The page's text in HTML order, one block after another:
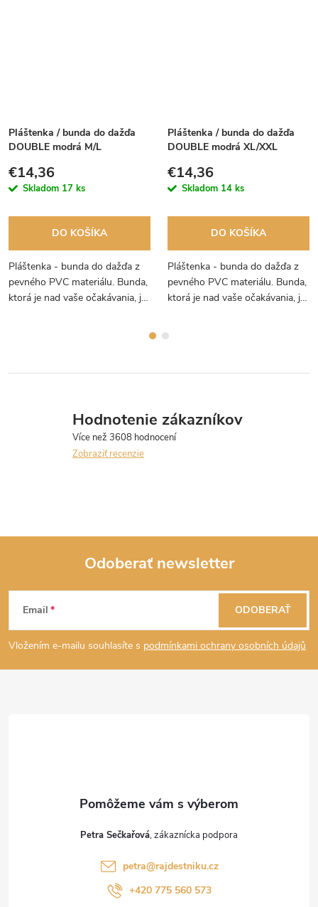
Pláštenka / bunda do dažďa
DOUBLE modrá M/L
€14,36
Skladom 17 ks
DO KOŠÍKA
Pláštenka - bunda do dažďa z
pevného PVC materiálu. Bunda,
ktorá je nad vaše očakávania, je
Pláštenka / bunda do dažďa
DOUBLE modrá XL/XXL
€14,36
Skladom 14 ks
DO KOŠÍKA
Pláštenka - bunda do dažďa z
pevného PVC materiálu. Bunda,
ktorá je nad vaše očakávania, je
Hodnotenie zákazníkov
Zobraziť recenzie
Z
á
p
Odoberať newsletter
Email
Vložením e-mailu souhlasíte s podmínkami ochrany osobních údajů
ODOBERAŤ
Petra Sečkařová
petra@rajdestniku.cz
+420 775 560 573